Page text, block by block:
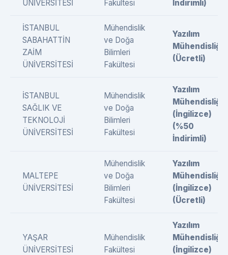
ÜNİVERSİTESİ Fakültesi İndirimli)
İSTANBUL
SABAHATTİN
ZAİM
ÜNİVERSİTESİ
Mühendislik
ve Doğa
Bilimleri
Fakültesi
Yazılım
Mühendisliği
(Ücretli)
İSTANBUL
SAĞLIK VE
TEKNOLOJİ
ÜNİVERSİTESİ
Mühendislik
ve Doğa
Bilimleri
Fakültesi
Yazılım
Mühendisliği
(İngilizce)
(%50
İndirimli)
MALTEPE
ÜNİVERSİTESİ
Mühendislik
ve Doğa
Bilimleri
Fakültesi
Yazılım
Mühendisliği
(İngilizce)
(Ücretli)
YAŞAR
ÜNİVERSİTESİ
Mühendislik
Fakültesi
Yazılım
Mühendisliği
(İngilizce)